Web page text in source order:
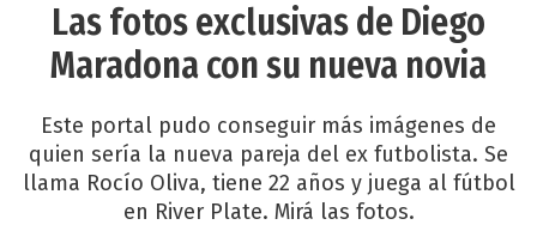
Las fotos exclusivas de Diego
Maradona con su nueva novia
Este portal pudo conseguir más imágenes de
quien sería la nueva pareja del ex futbolista. Se
llama Rocío Oliva, tiene 22 años y juega al fútbol
en River Plate. Mirá las fotos.